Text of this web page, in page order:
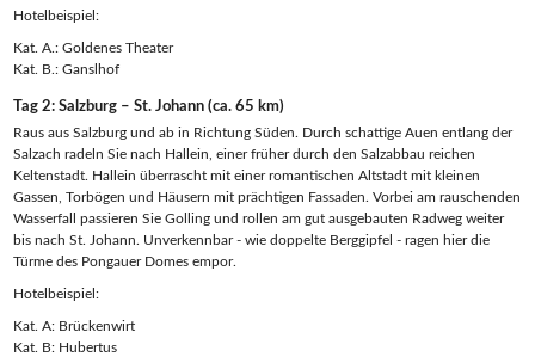
Hotelbeispiel:
Kat. A.: Goldenes Theater
Kat. B.: Ganslhof
Tag 2: Salzburg – St. Johann (ca. 65 km)
Raus aus Salzburg und ab in Richtung Süden. Durch schattige Auen entlang der
Salzach radeln Sie nach Hallein, einer früher durch den Salzabbau reichen
Keltenstadt. Hallein überrascht mit einer romantischen Altstadt mit kleinen
Gassen, Torbögen und Häusern mit prächtigen Fassaden. Vorbei am rauschenden
Wasserfall passieren Sie Golling und rollen am gut ausgebauten Radweg weiter
bis nach St. Johann. Unverkennbar - wie doppelte Berggipfel - ragen hier die
Türme des Pongauer Domes empor.
Hotelbeispiel:
Kat. A: Brückenwirt
Kat. B: Hubertus